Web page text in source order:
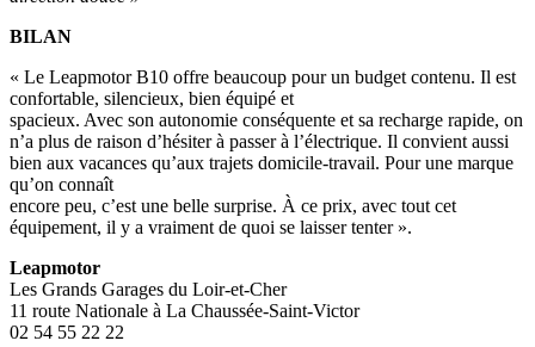
BILAN
« Le Leapmotor B10 offre beaucoup pour un budget contenu. Il est
confortable, silencieux, bien équipé et
spacieux. Avec son autonomie conséquente et sa recharge rapide, on
n’a plus de raison d’hésiter à passer à l’électrique. Il convient aussi
bien aux vacances qu’aux trajets domicile-travail. Pour une marque
qu’on connaît
encore peu, c’est une belle surprise. À ce prix, avec tout cet
équipement, il y a vraiment de quoi se laisser tenter ».
Leapmotor
Les Grands Garages du Loir-et-Cher
11 route Nationale à La Chaussée-Saint-Victor
02 54 55 22 22